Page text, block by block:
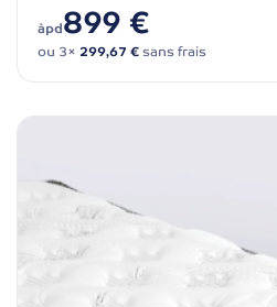
àpd899 €
ou 3× 299,67 €sans frais